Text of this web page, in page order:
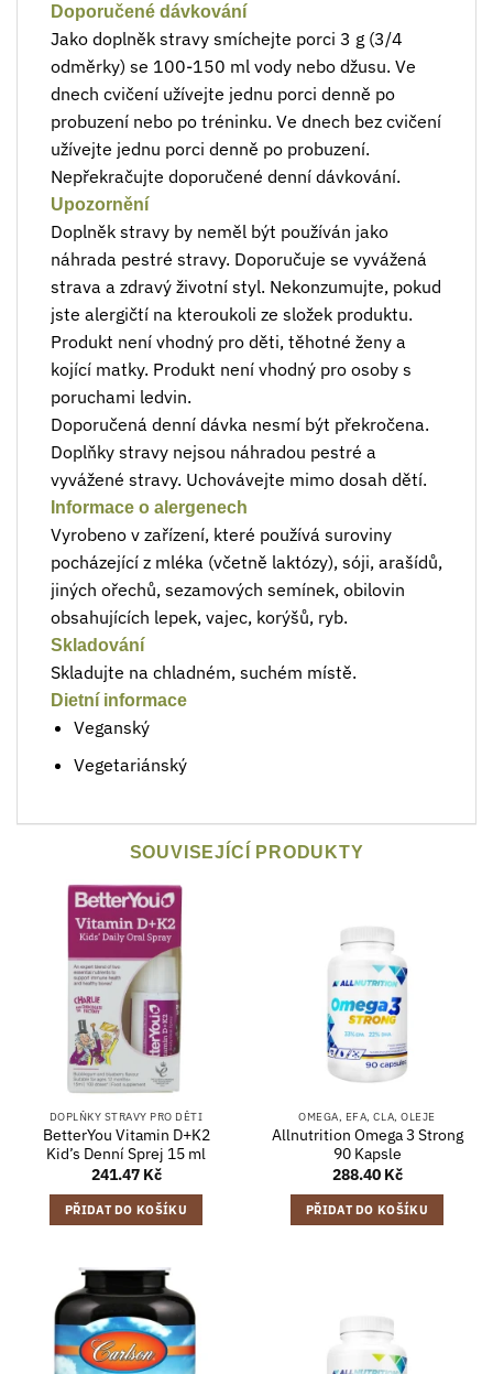
Doporučené dávkování
Jako doplněk stravy smíchejte porci 3 g (3/4
odměrky) se 100-150 ml vody nebo džusu. Ve
dnech cvičení užívejte jednu porci denně po
probuzení nebo po tréninku. Ve dnech bez cvičení
užívejte jednu porci denně po probuzení.
Nepřekračujte doporučené denní dávkování.
Upozornění
Doplněk stravy by neměl být používán jako
náhrada pestré stravy. Doporučuje se vyvážená
strava a zdravý životní styl. Nekonzumujte, pokud
jste alergičtí na kteroukoli ze složek produktu.
Produkt není vhodný pro děti, těhotné ženy a
kojící matky. Produkt není vhodný pro osoby s
poruchami ledvin.
Doporučená denní dávka nesmí být překročena.
Doplňky stravy nejsou náhradou pestré a
vyvážené stravy. Uchovávejte mimo dosah dětí.
Informace o alergenech
Vyrobeno v zařízení, které používá suroviny
pocházející z mléka (včetně laktózy), sóji, arašídů,
jiných ořechů, sezamových semínek, obilovin
obsahujících lepek, vajec, korýšů, ryb.
Skladování
Skladujte na chladném, suchém místě.
Dietní informace
Veganský
Vegetariánský
SOUVISEJÍCÍ PRODUKTY
DOPLŇKY STRAVY PRO DĚTI
BetterYou Vitamin D+K2
Kid’s Denní Sprej 15 ml
241.47 Kč
PŘIDAT DO KOŠÍKU
OMEGA, EFA, CLA, OLEJE
Allnutrition Omega 3 Strong
90 Kapsle
288.40 Kč
PŘIDAT DO KOŠÍKU